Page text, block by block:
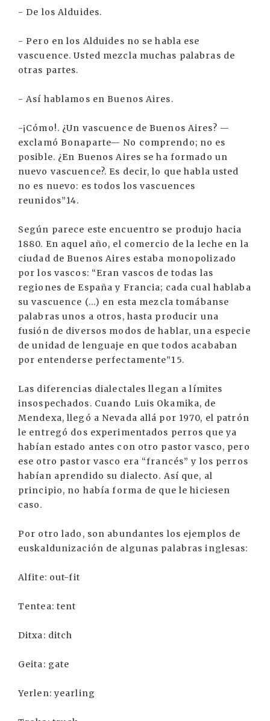
- De los Alduides.
- Pero en los Alduides no se habla ese
vascuence. Usted mezcla muchas palabras de
otras partes.
- Así hablamos en Buenos Aires.
-¡Cómo!. ¿Un vascuence de Buenos Aires? —
exclamó Bonaparte— No comprendo; no es
posible. ¿En Buenos Aires se ha formado un
nuevo vascuence?. Es decir, lo que habla usted
no es nuevo: es todos los vascuences
reunidos”14.
Según parece este encuentro se produjo hacia
1880. En aquel año, el comercio de la leche en la
ciudad de Buenos Aires estaba monopolizado
por los vascos: “Eran vascos de todas las
regiones de España y Francia; cada cual hablaba
su vascuence (...) en esta mezcla tomábanse
palabras unos a otros, hasta producir una
fusión de diversos modos de hablar, una especie
de unidad de lenguaje en que todos acababan
por entenderse perfectamente”15.
Las diferencias dialectales llegan a límites
insospechados. Cuando Luis Okamika, de
Mendexa, llegó a Nevada allá por 1970, el patrón
le entregó dos experimentados perros que ya
habían estado antes con otro pastor vasco, pero
ese otro pastor vasco era “francés” y los perros
habían aprendido su dialecto. Así que, al
principio, no había forma de que le hiciesen
caso.
Por otro lado, son abundantes los ejemplos de
euskaldunización de algunas palabras inglesas:
Alfite: out-fit
Tentea: tent
Ditxa: ditch
Geita: gate
Yerlen: yearling